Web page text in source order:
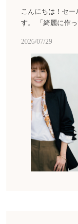
こんにちは！セ
す。 「綺麗に作
2026/07/29